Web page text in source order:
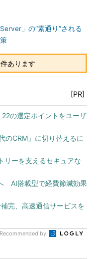
」の“素通り”される
あります
[PR]
の選定ポイントをユーザ
のCRM」に切り替えるに
リーを支えるセキュアな
AI搭載型で経費節減効果
完、高速通信サービスを
Recommended by